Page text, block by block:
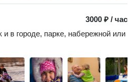
3000 ₽ /час
в городе, парке, набережной или